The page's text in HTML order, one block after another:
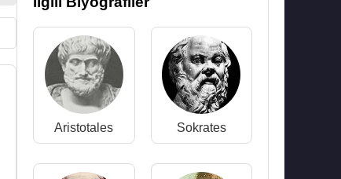
Aristotales Sokrates